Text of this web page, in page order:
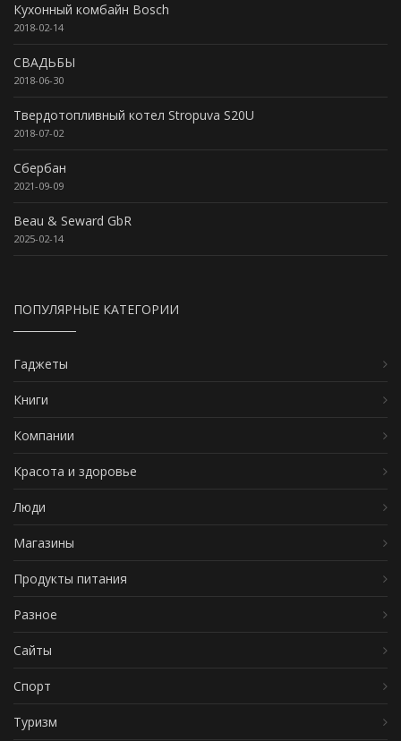
Кухонный комбайн Bosch
2018-02-14
СВАДЬБЫ
2018-06-30
Твердотопливный котел Stropuva S20U
2018-07-02
Сбербан
2021-09-09
Beau & Seward GbR
2025-02-14
ПОПУЛЯРНЫЕ КАТЕГОРИИ
Гаджеты
Книги
Компании
Красота и здоровье
Люди
Магазины
Продукты питания
Разное
Сайты
Спорт
Туризм